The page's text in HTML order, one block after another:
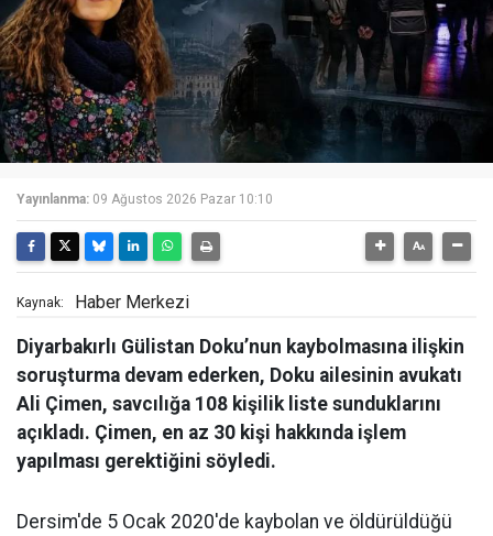
Yayınlanma: 09 Ağustos 2026 Pazar 10:10
Kaynak: Haber Merkezi
Diyarbakırlı Gülistan Doku’nun kaybolmasına ilişkin
soruşturma devam ederken, Doku ailesinin avukatı
Ali Çimen, savcılığa 108 kişilik liste sunduklarını
açıkladı. Çimen, en az 30 kişi hakkında işlem
yapılması gerektiğini söyledi.
Dersim'de 5 Ocak 2020'de kaybolan ve öldürüldüğü